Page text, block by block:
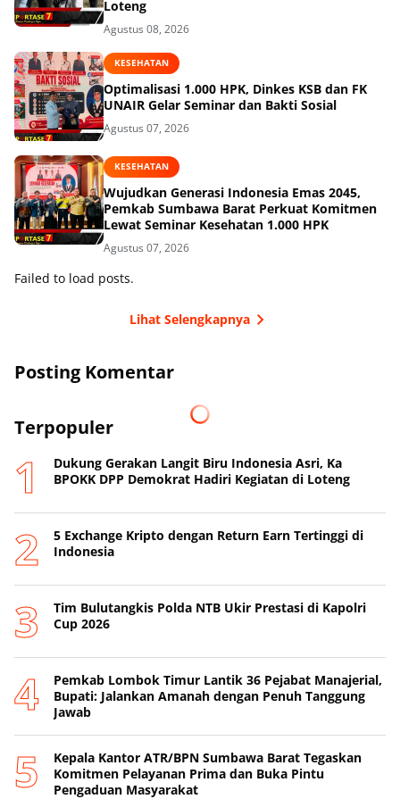
Loteng
Agustus 08, 2026
KESEHATAN
Optimalisasi 1.000 HPK, Dinkes KSB dan FK
UNAIR Gelar Seminar dan Bakti Sosial
Agustus 07, 2026
KESEHATAN
Wujudkan Generasi Indonesia Emas 2045,
Pemkab Sumbawa Barat Perkuat Komitmen
Lewat Seminar Kesehatan 1.000 HPK
Agustus 07, 2026
Failed to load posts.
Lihat Selengkapnya
Posting Komentar
Terpopuler
Dukung Gerakan Langit Biru Indonesia Asri, Ka
BPOKK DPP Demokrat Hadiri Kegiatan di Loteng
5 Exchange Kripto dengan Return Earn Tertinggi di
Indonesia
Tim Bulutangkis Polda NTB Ukir Prestasi di Kapolri
Cup 2026
Pemkab Lombok Timur Lantik 36 Pejabat Manajerial,
Bupati: Jalankan Amanah dengan Penuh Tanggung
Jawab
Kepala Kantor ATR/BPN Sumbawa Barat Tegaskan
Komitmen Pelayanan Prima dan Buka Pintu
Pengaduan Masyarakat